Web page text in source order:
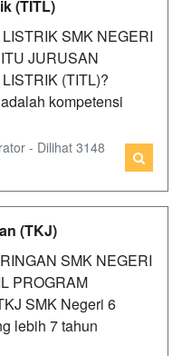
(TITL)
SMK NEGERI
JURUSAN
(TITL)?
kompetensi
- Dilihat 3148
(TKJ)
SMK NEGERI
PROGRAM
SMK Negeri 6
lebih 7 tahun